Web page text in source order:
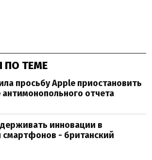
ПО ТЕМЕ
просьбу Apple приостановить
отчета
инновации в
смартфонов - британский